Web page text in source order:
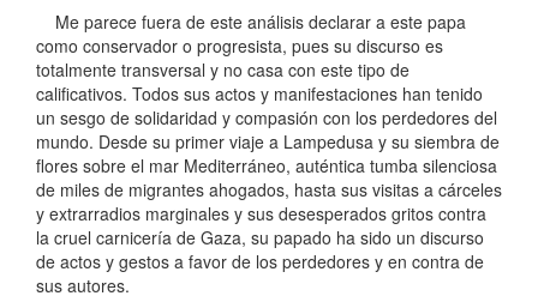
Me parece fuera de este análisis declarar a este papa
como conservador o progresista, pues su discurso es
totalmente transversal y no casa con este tipo de
calificativos. Todos sus actos y manifestaciones han tenido
un sesgo de solidaridad y compasión con los perdedores del
mundo. Desde su primer viaje a Lampedusa y su siembra de
flores sobre el mar Mediterráneo, auténtica tumba silenciosa
de miles de migrantes ahogados, hasta sus visitas a cárceles
y extrarradios marginales y sus desesperados gritos contra
la cruel carnicería de Gaza, su papado ha sido un discurso
de actos y gestos a favor de los perdedores y en contra de
sus autores.